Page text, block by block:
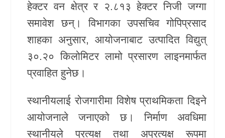
हेक्टर वन क्षेत्र र २.८१३ हेक्टर निजी जग्गा
समावेश छन्। विभागका उपसचिव गोपिप्रसाद
शाहका अनुसार, आयोजनाबाट उत्पादित विद्युत्
३०.२० किलोमिटर लामो प्रसारण लाइनमार्फत
प्रवाहित हुनेछ।
स्थानीयलाई रोजगारीमा विशेष प्राथमिकता दिइने
आयोजनाले जनाएको छ। निर्माण अवधिमा
स्थानीयले प्रत्यक्ष तथा अप्रत्यक्ष रूपमा